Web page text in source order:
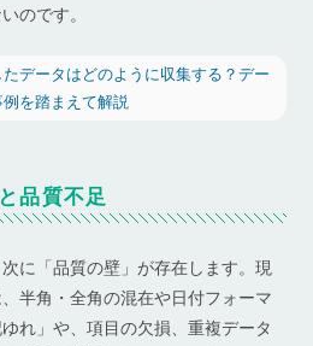
のです。
データはどのように収集する？デー
を踏まえて解説
品質不足
に「品質の壁」が存在します。現
半角・全角の混在や日付フォーマ
れ」や、項目の欠損、重複データ